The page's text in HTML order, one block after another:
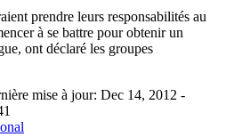
prendre leurs responsabilités au
à se battre pour obtenir un
ont déclaré les groupes
mise à jour: Dec 14, 2012 -